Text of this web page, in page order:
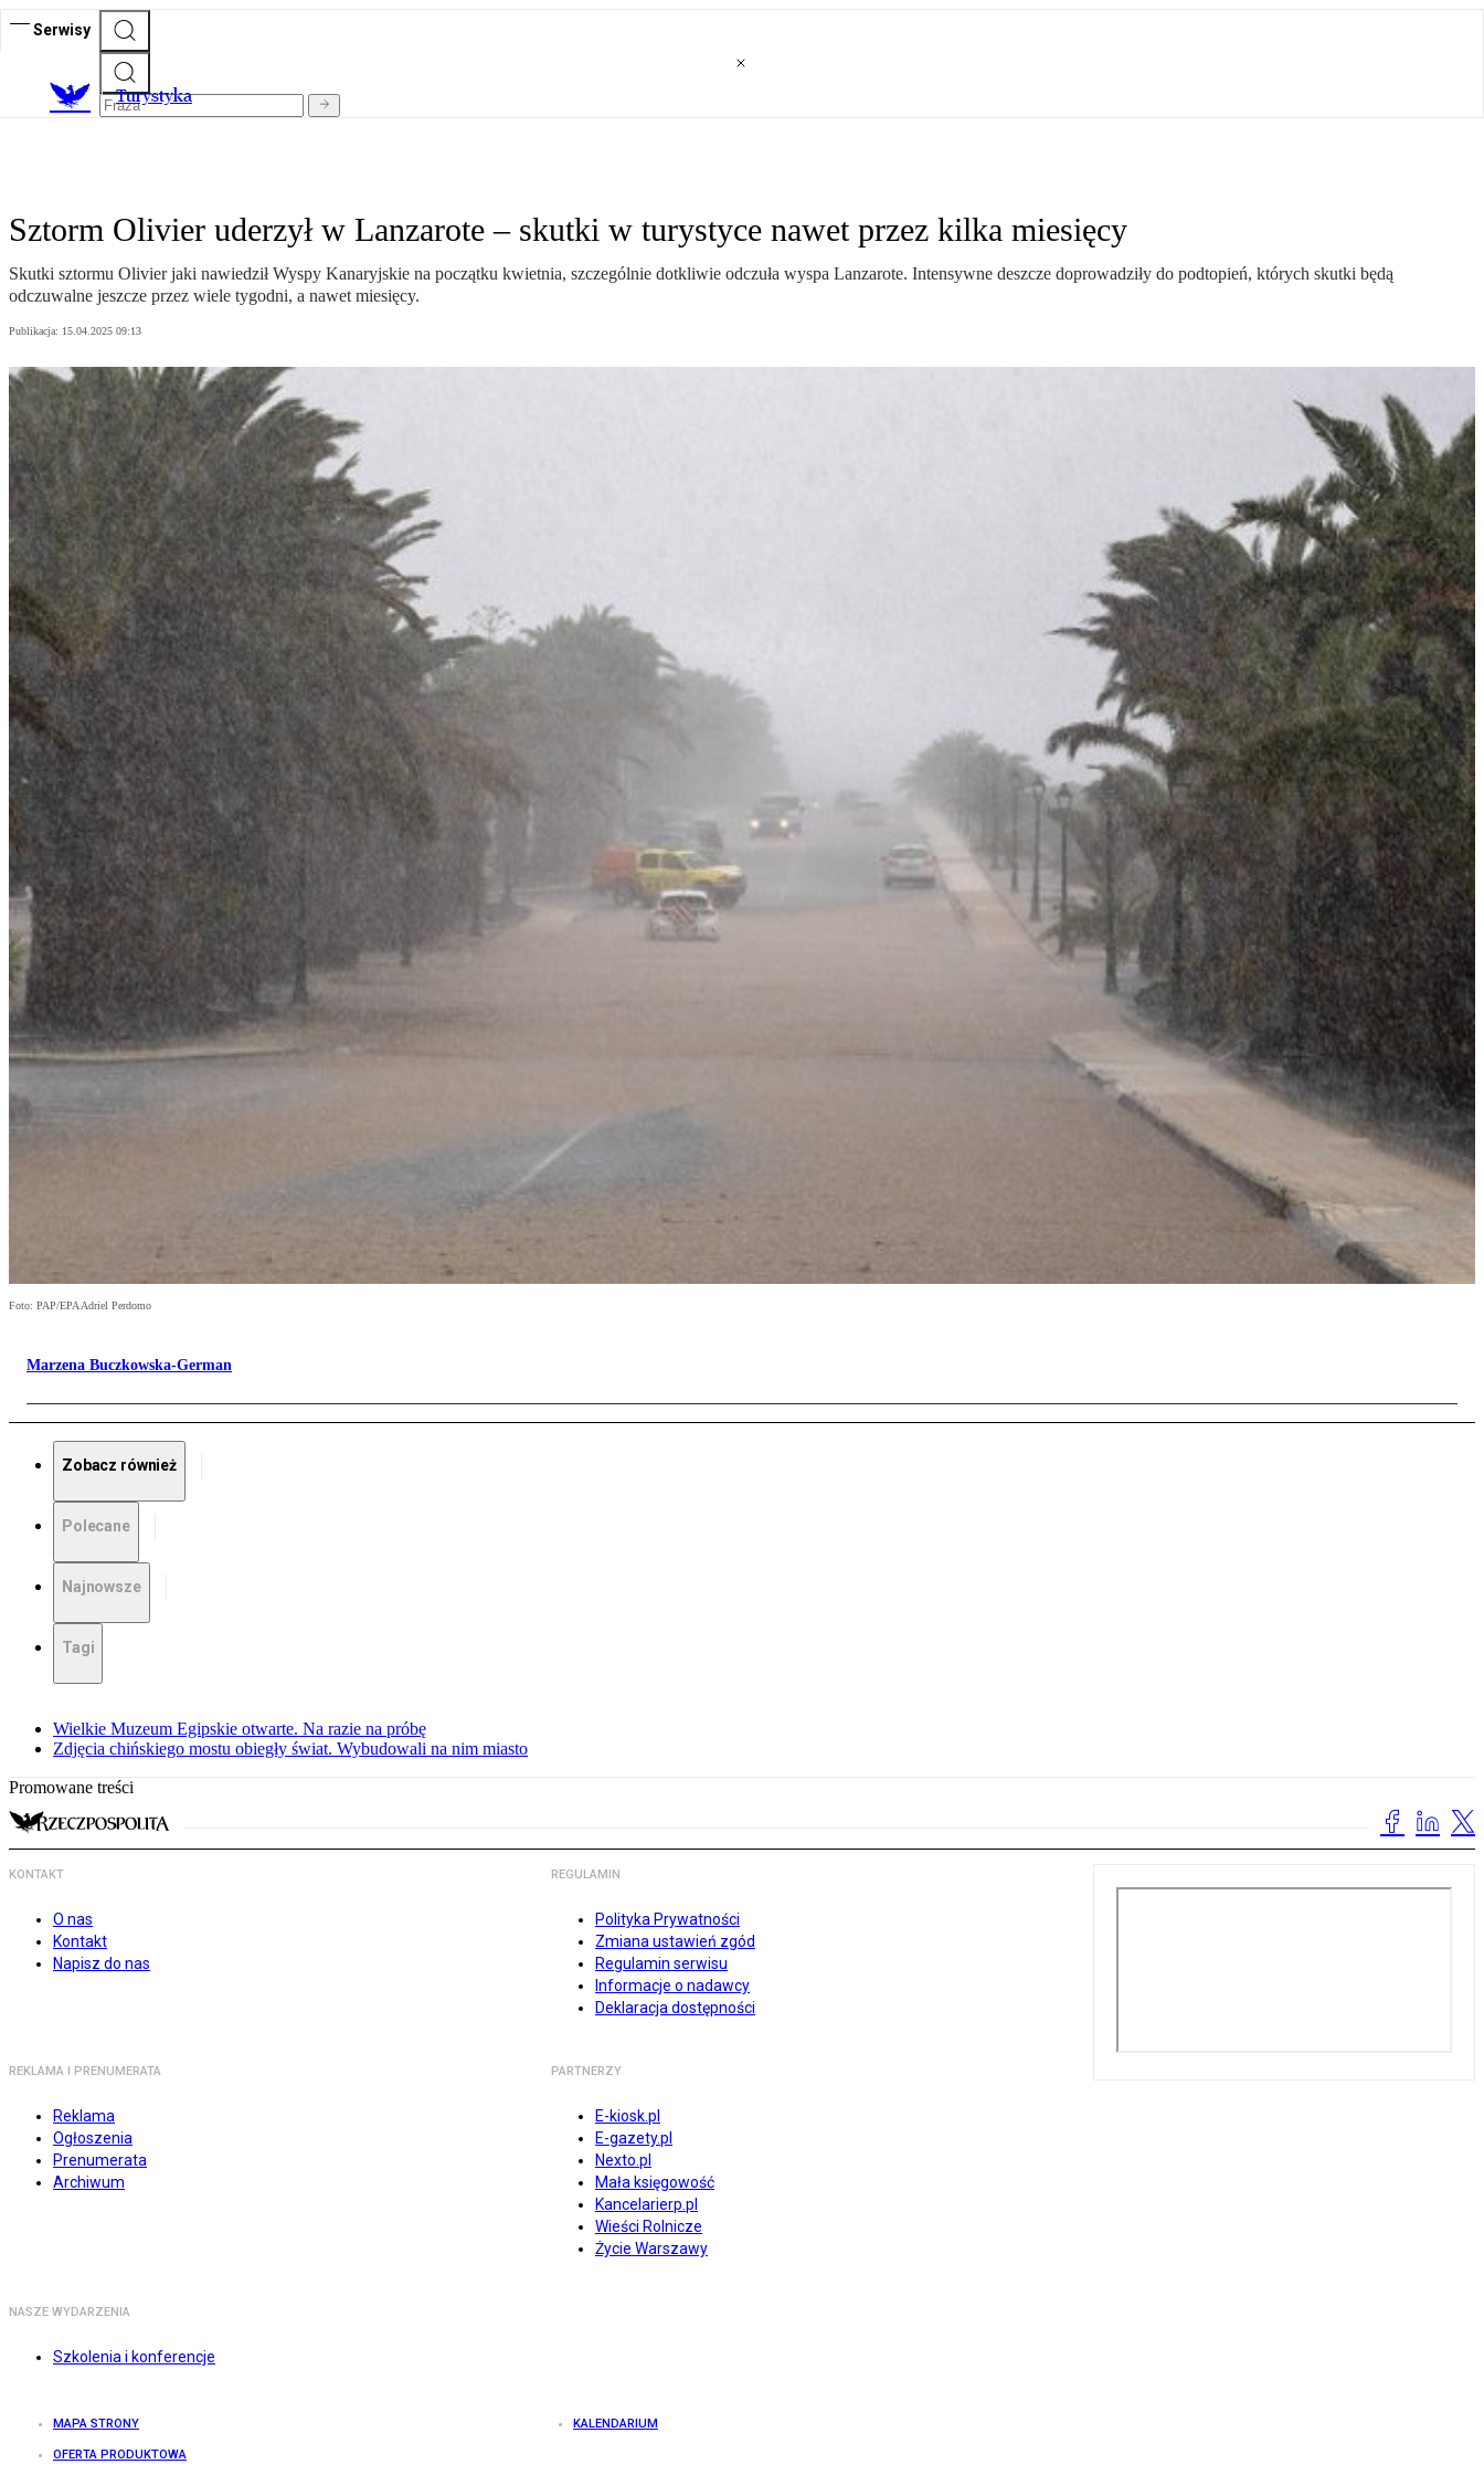
Serwisy
Turystyka
Sztorm Olivier uderzył w Lanzarote – skutki w turystyce nawet przez kilka miesięcy
Skutki sztormu Olivier jaki nawiedził Wyspy Kanaryjskie na początku kwietnia, szczególnie dotkliwie odczuła wyspa Lanzarote. Intensywne deszcze doprowadziły do podtopień, których skutki będą
odczuwalne jeszcze przez wiele tygodni, a nawet miesięcy.
Publikacja: 15.04.2025 09:13
Foto: PAP/EPA Adriel Perdomo
Marzena Buczkowska-German
Zobacz również
Polecane
Najnowsze
Tagi
Wielkie Muzeum Egipskie otwarte. Na razie na próbę
Zdjęcia chińskiego mostu obiegły świat. Wybudowali na nim miasto
Promowane treści
KONTAKT
O nas
Kontakt
Napisz do nas
REGULAMIN
Polityka Prywatności
Zmiana ustawień zgód
Regulamin serwisu
Informacje o nadawcy
Deklaracja dostępności
REKLAMA I PRENUMERATA
Reklama
Ogłoszenia
Prenumerata
Archiwum
PARTNERZY
E-kiosk.pl
E-gazety.pl
Nexto.pl
Mała księgowość
Kancelarierp.pl
Wieści Rolnicze
Życie Warszawy
NASZE WYDARZENIA
Szkolenia i konferencje
MAPA STRONY KALENDARIUM
OFERTA PRODUKTOWA